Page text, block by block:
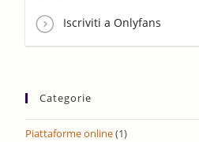
Iscriviti a Onlyfans
Categorie
Piattaforme online(1)